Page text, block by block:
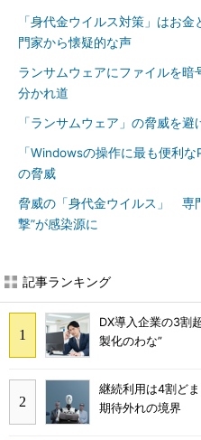
「身代金ウイルス対策」はお
門家から懐疑的な声
ランサムウェアにファイルを
分かれ道
「ランサムウェア」の脅威を
「Windowsの操作に最も便利
の脅威
脅威の「身代金ウイルス」 専
撃”が感染源に
記事ランキング
DX導入企業の3割
製化のわな”
継続利用は4割ど
期待外れの境界